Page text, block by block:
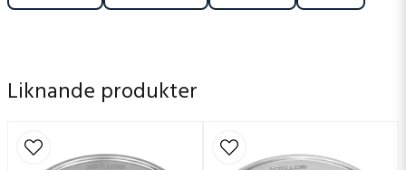
Liknande produkter